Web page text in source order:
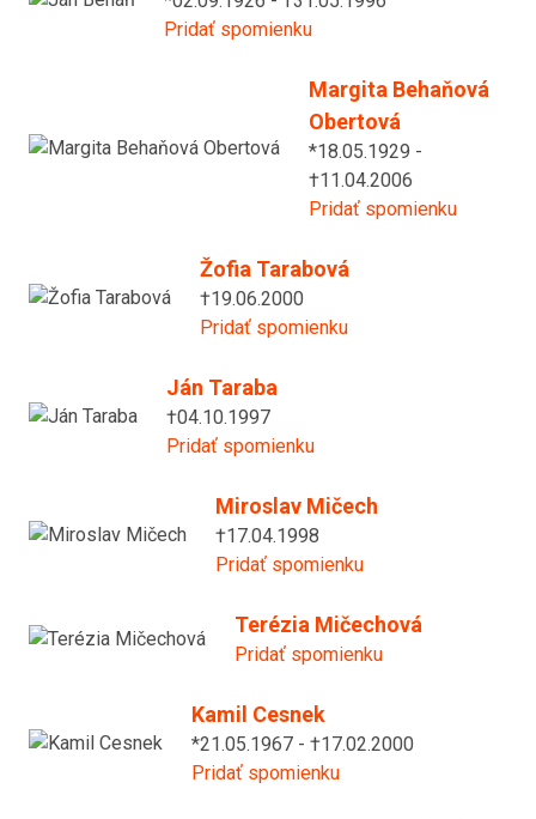
Pridať spomienku
Margita Behaňová
Obertová
*18.05.1929 -
†11.04.2006
Pridať spomienku
Žofia Tarabová
†19.06.2000
Pridať spomienku
Ján Taraba
†04.10.1997
Pridať spomienku
Miroslav Mičech
†17.04.1998
Pridať spomienku
Terézia Mičechová
Pridať spomienku
Kamil Cesnek
*21.05.1967 - †17.02.2000
Pridať spomienku